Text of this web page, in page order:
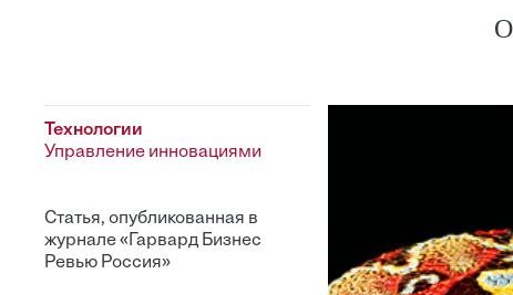
Технологии
Управление инновациями
Статья, опубликованная в
журнале «Гарвард Бизнес
Ревью Россия»